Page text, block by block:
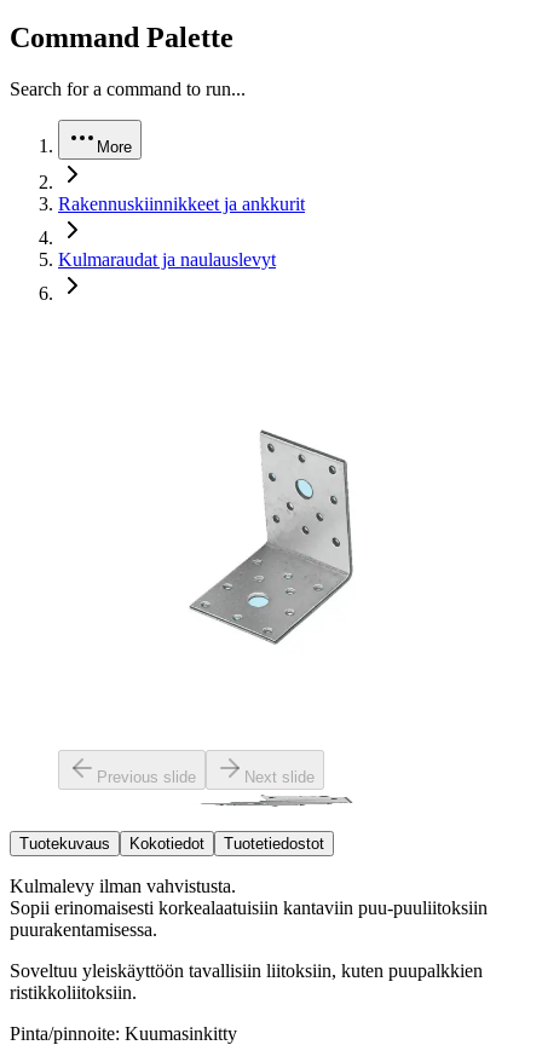
Command Palette
Search for a command to run...
More
Rakennuskiinnikkeet ja ankkurit
Kulmaraudat ja naulauslevyt
Previous slide Next slide
Tuotekuvaus Kokotiedot Tuotetiedostot
Kulmalevy ilman vahvistusta.
Sopii erinomaisesti korkealaatuisiin kantaviin puu-puuliitoksiin
puurakentamisessa.
Soveltuu yleiskäyttöön tavallisiin liitoksiin, kuten puupalkkien
ristikkoliitoksiin.
Pinta/pinnoite: Kuumasinkitty